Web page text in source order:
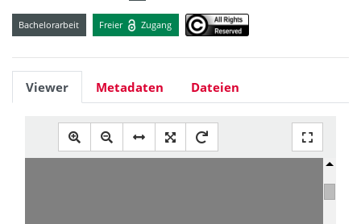
Bachelorarbeit Freier Zugang
Viewer Metadaten Dateien